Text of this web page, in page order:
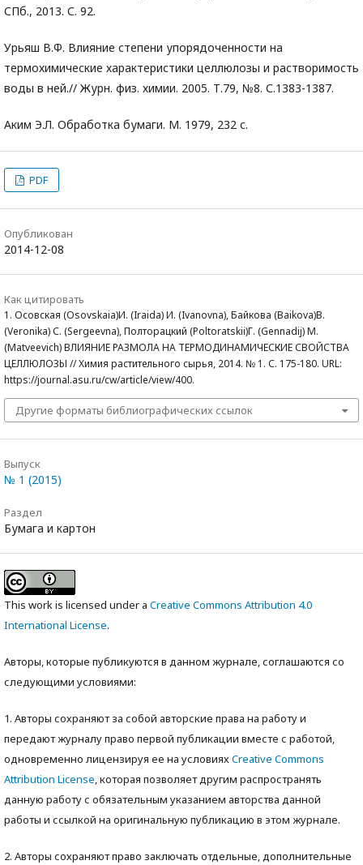
СПб., 2013. С. 92.
Урьяш В.Ф. Влияние степени упорядоченности на
термохимические характеристики целлюлозы и растворимость
воды в ней.// Журн. физ. химии. 2005. Т.79, №8. С.1383-1387.
Аким Э.Л. Обработка бумаги. М. 1979, 232 с.
PDF
Опубликован
2014-12-08
Как цитировать
1. Осовская (Osovskaia)И. (Iraida) И. (Ivanovna), Байкова (Baikova)В.
(Veronika) С. (Sergeevna), Полторацкий (Poltoratskii)Г. (Gennadij) М.
(Matveevich) ВЛИЯНИЕ РАЗМОЛА НА ТЕРМОДИНАМИЧЕСКИЕ СВОЙСТВА
ЦЕЛЛЮЛОЗЫ // Химия растительного сырья, 2014. № 1. С. 175-180. URL:
https://journal.asu.ru/cw/article/view/400.
Другие форматы библиографических ссылок
Выпуск
№ 1 (2015)
Раздел
Бумага и картон
This work is licensed under a Creative Commons Attribution 4.0
International License.
Авторы, которые публикуются в данном журнале, соглашаются со
следующими условиями:
1. Авторы сохраняют за собой авторские права на работу и
передают журналу право первой публикации вместе с работой,
одновременно лицензируя ее на условияхCreative Commons
Attribution License, которая позволяет другим распространять
данную работу с обязательным указанием авторства данной
работы и ссылкой на оригинальную публикацию в этом журнале.
2. Авторы сохраняют право заключать отдельные, дополнительные